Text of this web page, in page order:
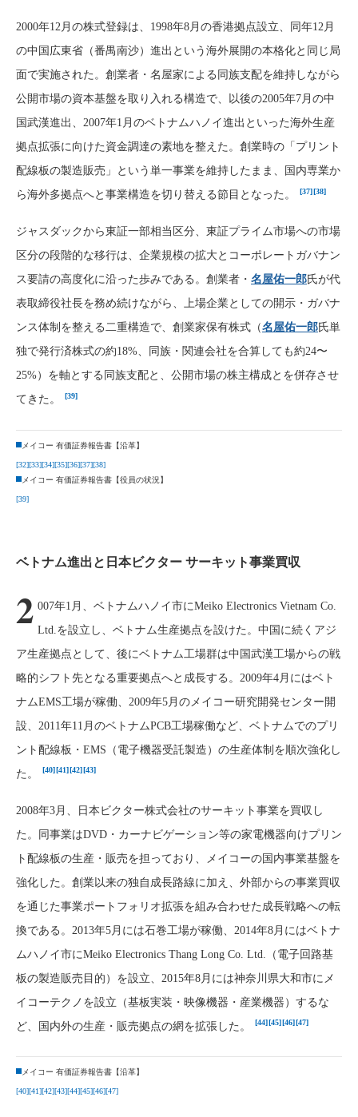
2000年12月の株式登録は、1998年8月の香港拠点設立、同年12月
の中国広東省（番禺南沙）進出という海外展開の本格化と同じ局
面で実施された。創業者・名屋家による同族支配を維持しながら
公開市場の資本基盤を取り入れる構造で、以後の2005年7月の中
国武漢進出、2007年1月のベトナムハノイ進出といった海外生産
拠点拡張に向けた資金調達の素地を整えた。創業時の「プリント
配線板の製造販売」という単一事業を維持したまま、国内専業か
ら海外多拠点へと事業構造を切り替える節目となった。
[37][38]
ジャスダックから東証一部相当区分、東証プライム市場への市場
区分の段階的な移行は、企業規模の拡大とコーポレートガバナン
ス要請の高度化に沿った歩みである。創業者・ 名屋佑一郎氏が代
表取締役社長を務め続けながら、上場企業としての開示・ガバナ
ンス体制を整える二重構造で、創業家保有株式（名屋佑一郎氏単
独で発行済株式の約18%、同族・関連会社を合算しても約24〜
25%）を軸とする同族支配と、公開市場の株主構成とを併存させ
てきた。
[39]
メイコー 有価証券報告書【沿革】
[32][33][34][35][36][37][38]
メイコー 有価証券報告書【役員の状況】
[39]
ベトナム進出と日本ビクター サーキット事業買収
2 007年1月、ベトナムハノイ市にMeiko Electronics Vietnam Co.
Ltd.を設立し、ベトナム生産拠点を設けた。中国に続くアジ
ア生産拠点として、後にベトナム工場群は中国武漢工場からの戦
略的シフト先となる重要拠点へと成長する。2009年4月にはベト
ナムEMS工場が稼働、2009年5月のメイコー研究開発センター開
設、2011年11月のベトナムPCB工場稼働など、ベトナムでのプリ
ント配線板・EMS（電子機器受託製造）の生産体制を順次強化し
た。
[40][41][42][43]
2008年3月、日本ビクター株式会社のサーキット事業を買収し
た。同事業はDVD・カーナビゲーション等の家電機器向けプリン
ト配線板の生産・販売を担っており、メイコーの国内事業基盤を
強化した。創業以来の独自成長路線に加え、外部からの事業買収
を通じた事業ポートフォリオ拡張を組み合わせた成長戦略への転
換である。2013年5月には石巻工場が稼働、2014年8月にはベトナ
ムハノイ市にMeiko Electronics Thang Long Co. Ltd.（電子回路基
板の製造販売目的）を設立、2015年8月には神奈川県大和市にメ
イコーテクノを設立（基板実装・映像機器・産業機器）するな
ど、国内外の生産・販売拠点の網を拡張した。
[44][45][46][47]
メイコー 有価証券報告書【沿革】
[40][41][42][43][44][45][46][47]